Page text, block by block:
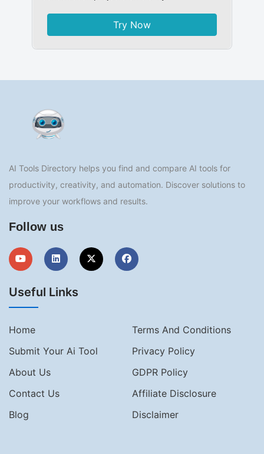
Try Now
AI Tools Directory helps you find and compare AI tools for
productivity, creativity, and automation. Discover solutions to
improve your workflows and results.
Follow us
Useful Links
Home
Terms And Conditions
Submit Your Ai Tool
Privacy Policy
About Us
GDPR Policy
Contact Us
Affiliate Disclosure
Blog
Disclaimer